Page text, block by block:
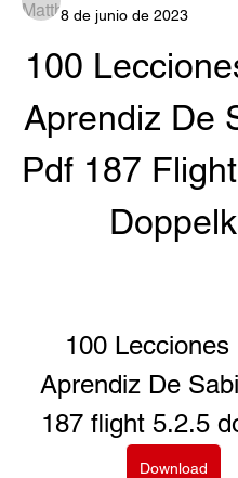
8 de junio de 2023
100
Aprendiz De
Pdf 187
Doppelk
100 Lecciones
Aprendiz De
187 flight 5.2.5
Download